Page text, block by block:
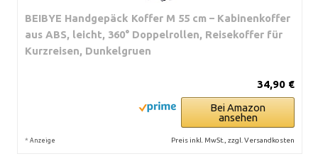
BEIBYE Handgepäck Koffer M 55 cm – Kabinenkoffer
aus ABS, leicht, 360° Doppelrollen, Reisekoffer für
Kurzreisen, Dunkelgruen
34,90 €
Bei Amazon
ansehen
* Anzeige Preis inkl. MwSt., zzgl. Versandkosten